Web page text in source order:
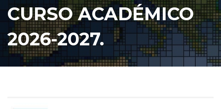
CURSO ACADÉMICO
2026-2027.